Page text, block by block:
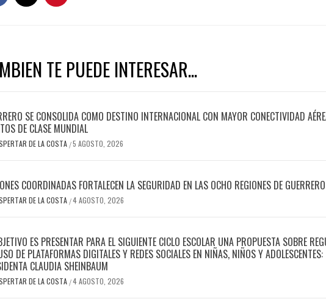
TE PUEDE INTERESAR...
SE CONSOLIDA COMO DESTINO INTERNACIONAL CON MAYOR CONECTIVIDAD
DE CLASE MUNDIAL
DE LA COSTA /5 AGOSTO, 2026
COORDINADAS FORTALECEN LA SEGURIDAD EN LAS OCHO REGIONES DE GUERRERO
DE LA COSTA /4 AGOSTO, 2026
ES PRESENTAR PARA EL SIGUIENTE CICLO ESCOLAR UNA PROPUESTA SOBRE
DE PLATAFORMAS DIGITALES Y REDES SOCIALES EN NIÑAS, NIÑOS Y ADOLESCENTES:
CLAUDIA SHEINBAUM
DE LA COSTA /4 AGOSTO, 2026